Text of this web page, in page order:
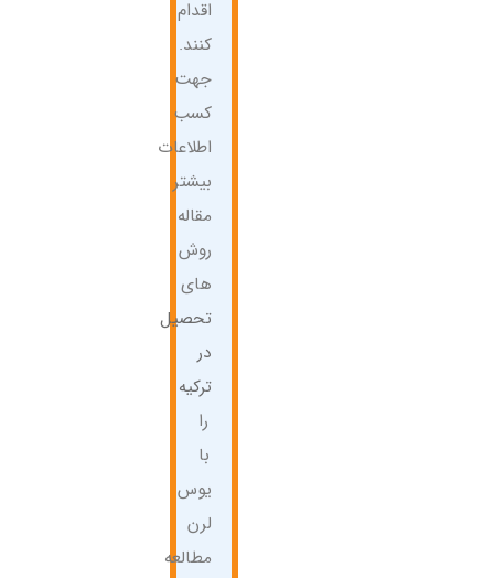
اقدام
کنند.
جهت
کسب
اطلاعات
بیشتر
مقاله
روش
های
تحصیل
در
ترکیه
را
با
یوس
لرن
مطالعه